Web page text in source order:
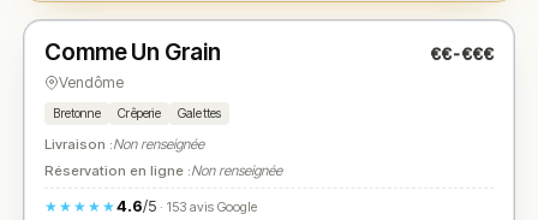
★ N° 2
Comme Un Grain €€-€€€
Vendôme
Bretonne Crêperie Galettes
Livraison :Non renseignée
Réservation en ligne :Non renseignée
★★★★★4.6/5· 153 avis Google